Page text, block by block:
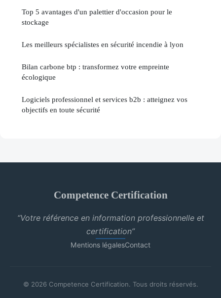
Top 5 avantages d'un palettier d'occasion pour le
stockage
Les meilleurs spécialistes en sécurité incendie à lyon
Bilan carbone btp : transformez votre empreinte
écologique
Logiciels professionnel et services b2b : atteignez vos
objectifs en toute sécurité
Competence Certification
“Votre référence en information professionnelle et
certification”
Mentions légalesContact
© 2026 Competence Certification. Tous droits réservés.